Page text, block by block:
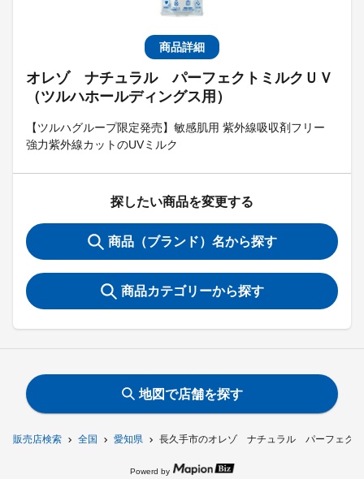
販売店検索 全国 愛知県 長久手市のオレゾ ナチュラル パーフェクト
商品詳細
オレゾ ナチュラル パーフェクトミルクＵＶ
（ツルハホールディングス用）
【ツルハグループ限定発売】敏感肌用 紫外線吸収剤フリー
強力紫外線カットのUVミルク
探したい商品を変更する
商品（ブランド）名から探す
商品カテゴリーから探す
地図で店舗を探す
Powerd by